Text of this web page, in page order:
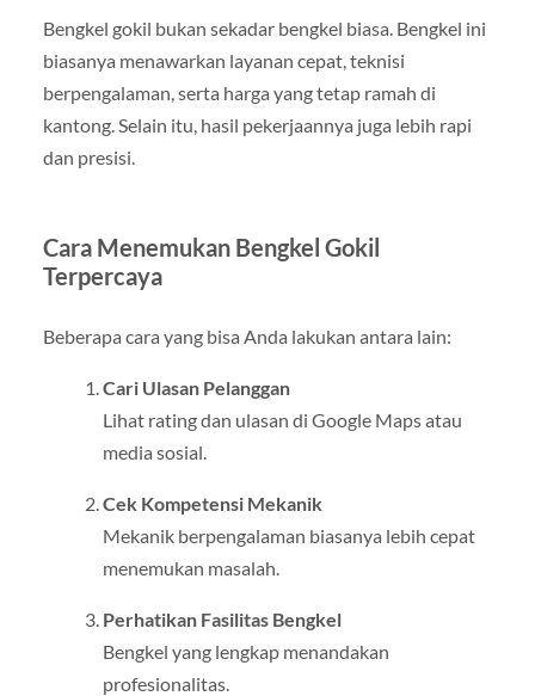
Bengkel gokil bukan sekadar bengkel biasa. Bengkel ini
biasanya menawarkan layanan cepat, teknisi
berpengalaman, serta harga yang tetap ramah di
kantong. Selain itu, hasil pekerjaannya juga lebih rapi
dan presisi.
Cara Menemukan Bengkel Gokil
Terpercaya
Beberapa cara yang bisa Anda lakukan antara lain:
Cari Ulasan Pelanggan
Lihat rating dan ulasan di Google Maps atau
media sosial.
Cek Kompetensi Mekanik
Mekanik berpengalaman biasanya lebih cepat
menemukan masalah.
Perhatikan Fasilitas Bengkel
Bengkel yang lengkap menandakan
profesionalitas.